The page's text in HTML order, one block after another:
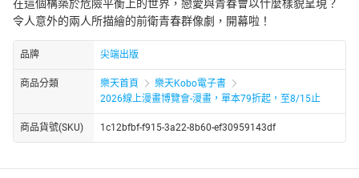
在這個構築於危險平衡上的世界，戀愛與青春會以什麼樣貌呈現？
令人意外的兩人所描繪的前衛青春群像劇，開幕啦！
品牌 尖端出版
商品分類 樂天首頁
樂天Kobo電子書
2026線上漫畫博覽會-漫畫，單本79折起，至8/15止
商品貨號(SKU) 1c12bfbf-f915-3a22-8b60-ef30959143df